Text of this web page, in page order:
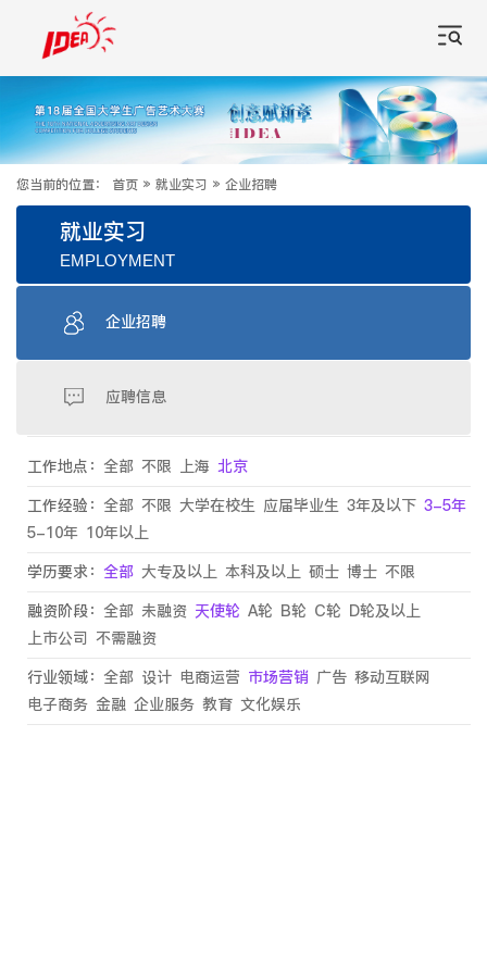
您当前的位置： 首页 » 就业实习 » 企业招聘
就业实习
EMPLOYMENT
企业招聘
应聘信息
工作地点： 全部 不限 上海 北京
工作经验： 全部 不限 大学在校生 应届毕业生 3年及以下 3-5年
5-10年 10年以上
学历要求： 全部 大专及以上 本科及以上 硕士 博士 不限
融资阶段： 全部 未融资 天使轮 A轮 B轮 C轮 D轮及以上
上市公司 不需融资
行业领域： 全部 设计 电商运营 市场营销 广告 移动互联网
电子商务 金融 企业服务 教育 文化娱乐